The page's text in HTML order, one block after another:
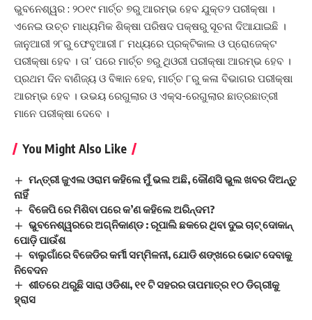
ଭୁବନେଶ୍ୱର : ୨୦୧୯ ମାର୍ଚ୍ଚ ୭ରୁ ଆରମ୍ଭ ହେବ ଯୁକ୍ତ୨ ପରୀକ୍ଷା ।
ଏନେଇ ଉଚ୍ଚ ମାଧ୍ୟମିକ ଶିକ୍ଷା ପରିଷଦ ପକ୍ଷରୁ ସୂଚନା ଦିଆଯାଇଛି ।
ଜାନୁଆରୀ ୨୮ରୁ ଫେବୃଆରୀ ୮ ମଧ୍ୟରେ ପ୍ରକ୍ଟିକାଲ ଓ ପ୍ରୋଜେକ୍ଟ
ପରୀକ୍ଷା ହେବ । ତା’ ପରେ ମାର୍ଚ୍ଚ ୭ରୁ ଥିଓରୀ ପରୀକ୍ଷା ଆରମ୍ଭ ହେବ ।
ପ୍ରଥମ ଦିନ ବାଣିଜ୍ୟ ଓ ବିଜ୍ଞାନ ହେବ, ମାର୍ଚ୍ଚ ୮ରୁ କଳା ବିଭାଗର ପରୀକ୍ଷା
ଆରମ୍ଭ ହେବ । ଉଭୟ ରେଗୁଲାର ଓ ଏକ୍ସ-ରେଗୁଲାର ଛାତ୍ରଛାତ୍ରୀ
ମାନେ ପରୀକ୍ଷା ଦେବେ ।
You Might Also Like
ମନ୍ତ୍ରୀ ଜୁଏଲ ଓରାମ କହିଲେ ମୁଁ ଭଲ ଅଛି, କୌଣସି ଭୁଲ ଖବର ଦିଅନ୍ତୁ
ନାହିଁ
ବିଜେପି ରେ ମିଶିବା ପରେ କ’ଣ କହିଲେ ଅରିନ୍ଦମ?
ଭୁବନେଶ୍ୱରରେ ଅଗ୍ନିକାଣ୍ଡ : ରୂପାଲି ଛକରେ ଥିବା ଦୁଇ ଚାଟ୍‌ ଦୋକାନ୍‌
ପୋଡ଼ି ପାଉଁଶ
ବାଲୁଗାଁରେ ବିଜେଡିର କର୍ମୀ ସମ୍ମିଳନୀ, ଯୋଡି ଶଙ୍ଖରେ ଭୋଟ ଦେବାକୁ
ନିବେଦନ
ଶୀତରେ ଥରୁଛି ସାରା ଓଡିଶା, ୧୧ ଟି ସହରର ତାପମାତ୍ର ୧୦ ଡିଗ୍ରୀକୁ
ହ୍ରାସ